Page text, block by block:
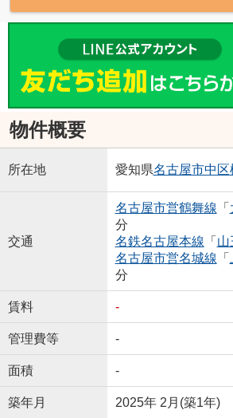
物件概要
所在地 愛知県名古屋市中区
交通
名古屋市営鶴舞線 「
分
名鉄名古屋本線 「 山
名古屋市営名城線 「
分
賃料 -
管理費等 -
面積 -
築年月 2025年 2月(築1年)